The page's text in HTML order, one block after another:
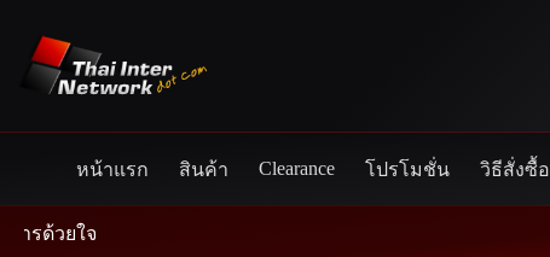
content
หน้าแรก สินค้า Clearance โปรโมชั่น วิธีสั่งซื้อ
ใจ